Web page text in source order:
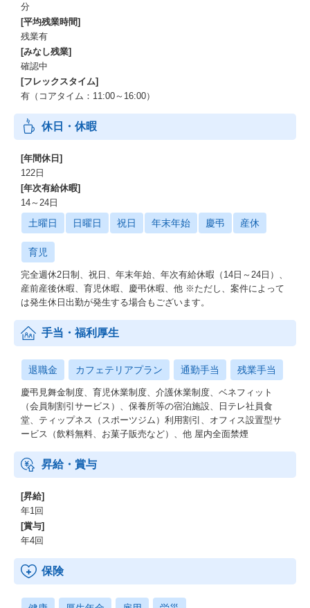
分
[平均残業時間]
残業有
[みなし残業]
確認中
[フレックスタイム]
有（コアタイム：11:00～16:00）
休日・休暇
[年間休日]
122日
[年次有給休暇]
14～24日
土曜日 日曜日 祝日 年末年始 慶弔 産休
育児
完全週休2日制、祝日、年末年始、年次有給休暇（14日～24日）、
産前産後休暇、育児休暇、慶弔休暇、他 ※ただし、案件によって
は発生休日出勤が発生する場合もございます。
手当・福利厚生
退職金 カフェテリアプラン 通勤手当 残業手当
慶弔見舞金制度、育児休業制度、介護休業制度、ベネフィット
（会員制割引サービス）、保養所等の宿泊施設、日テレ社員食
堂、ティップネス（スポーツジム）利用割引、オフィス設置型サ
ービス（飲料無料、お菓子販売など）、他 屋内全面禁煙
昇給・賞与
[昇給]
年1回
[賞与]
年4回
保険